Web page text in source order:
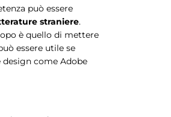
può essere
straniere.
è quello di mettere
essere utile se
come Adobe